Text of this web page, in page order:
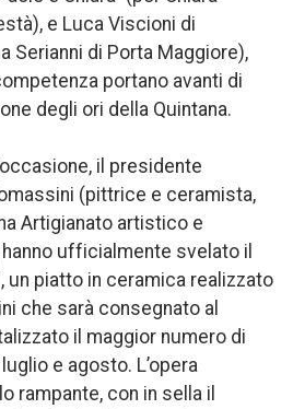
e Luca Viscioni di
Serianni di Porta Maggiore),
portano avanti di
degli ori della Quintana.
il presidente
(pittrice e ceramista,
Artigianato artistico e
ufficialmente svelato il
un piatto in ceramica realizzato
che sarà consegnato al
il maggior numero di
e agosto. L’opera
rampante, con in sella il